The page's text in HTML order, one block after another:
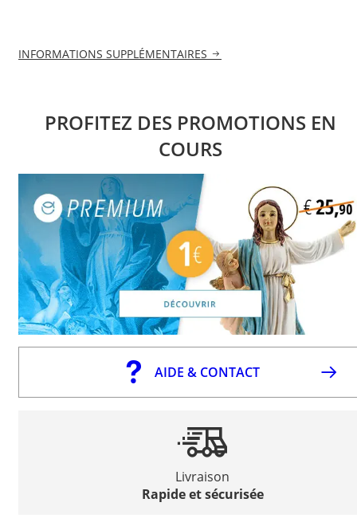
INFORMATIONS SUPPLÉMENTAIRES
PROFITEZ DES PROMOTIONS EN
COURS
AIDE & CONTACT
Livraison
Rapide et sécurisée